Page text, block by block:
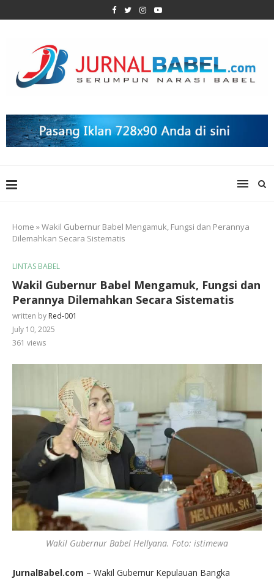
Home »Wakil Gubernur Babel Mengamuk, Fungsi dan Perannya
Dilemahkan Secara Sistematis
LINTAS BABEL
Wakil Gubernur Babel Mengamuk, Fungsi dan
Perannya Dilemahkan Secara Sistematis
written by Red-001
July 10, 2025
361 views
Wakil Gubernur Babel Hellyana. Foto: istimewa
JurnalBabel.com – Wakil Gubernur Kepulauan Bangka